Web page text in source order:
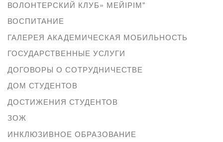
ВОЛОНТЕРСКИЙ КЛУБ» МЕЙІРІМ"
ВОСПИТАНИЕ
ГАЛЕРЕЯ АКАДЕМИЧЕСКАЯ МОБИЛЬНОСТЬ
ГОСУДАРСТВЕННЫЕ УСЛУГИ
ДОГОВОРЫ О СОТРУДНИЧЕСТВЕ
ДОМ СТУДЕНТОВ
ДОСТИЖЕНИЯ СТУДЕНТОВ
ЗОЖ
ИНКЛЮЗИВНОЕ ОБРАЗОВАНИЕ